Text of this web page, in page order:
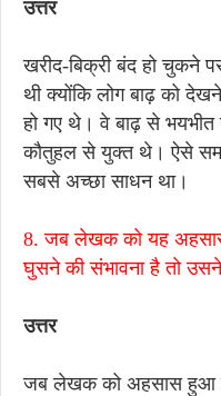
उत्तर
खरीद-बिक्री बंद हो चुकने
थी क्योंकि लोग बाढ़ को
हो गए थे। वे बाढ़ से
कौतुहल से युक्त थे। ऐसे
सबसे अच्छा साधन था।
8. जब लेखक को यह
घुसने की संभावना है तो
उत्तर
जब लेखक को अहसास हुआ